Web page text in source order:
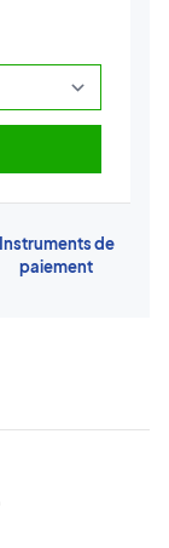
Instruments de
paiement